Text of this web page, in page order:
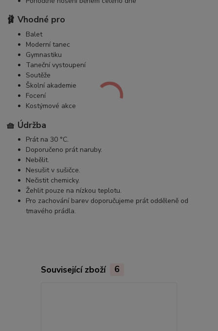
🩰 Vhodné pro
Balet
Moderní tanec
Gymnastiku
Taneční vystoupení
Soutěže
Školní akademie
Focení
Kostýmové akce
🧺 Údržba
Prát na 30 °C.
Doporučeno prát naruby.
Nebělit.
Nesušit v sušičce.
Nečistit chemicky.
Žehlit pouze na nízkou teplotu.
Pro zachování barev doporučujeme prát odděleně od
tmavého prádla.
Související zboží 6